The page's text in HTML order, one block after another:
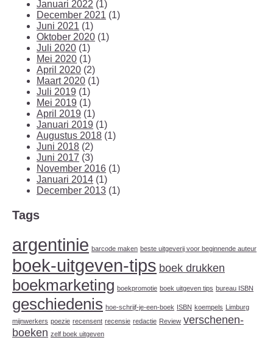
Januari 2022 (1)
December 2021 (1)
Juni 2021 (1)
Oktober 2020 (1)
Juli 2020 (1)
Mei 2020 (1)
April 2020 (2)
Maart 2020 (1)
Juli 2019 (1)
Mei 2019 (1)
April 2019 (1)
Januari 2019 (1)
Augustus 2018 (1)
Juni 2018 (2)
Juni 2017 (3)
November 2016 (1)
Januari 2014 (1)
December 2013 (1)
Tags
argentinie barcode maken beste uitgeverij voor beginnende auteur
boek-uitgeven-tips boek drukken
boekmarketing boekpromotie boek uitgeven tips bureau ISBN
geschiedenis hoe-schrijf-je-een-boek ISBN koempels Limburg
mijnwerkers poezie recensent recensie redactie Review verschenen-
boeken zelf boek uitgeven